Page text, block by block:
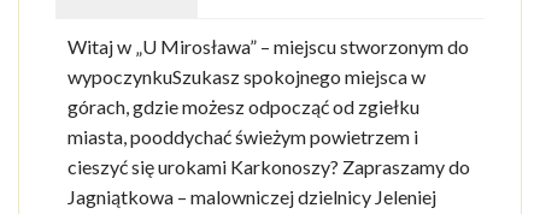
Witaj w „U Mirosława” – miejscu stworzonym do
wypoczynkuSzukasz spokojnego miejsca w
górach, gdzie możesz odpocząć od zgiełku
miasta, pooddychać świeżym powietrzem i
cieszyć się urokami Karkonoszy? Zapraszamy do
Jagniątkowa – malowniczej dzielnicy Jeleniej